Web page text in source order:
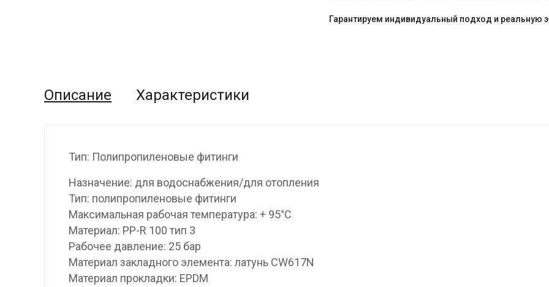
Гарантируем индивидуальный подход и реальную
Описание Характеристики
Тип: Полипропиленовые фитинги
Назначение: для водоснабжения/для отопления
Тип: полипропиленовые фитинги
Максимальная рабочая температура: + 95°С
Материал: PP-R 100 тип 3
Рабочее давление: 25 бар
Материал закладного элемента: латунь CW617N
Материал прокладки: EPDM